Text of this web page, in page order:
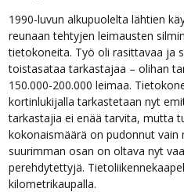
1990-luvun alkupuolelta lähtien
reunaan tehtyjen leimausten
tietokoneita. Työ oli rasittavaa ja
toistasataa tarkastajaa – olihan
150.000-200.000 leimaa.
kortinlukijalla tarkastetaan nyt
tarkastajia ei enää tarvita, mutta
kokonaismäärä on pudonnut
suurimman osan on oltava nyt
perehdytettyjä.
kilometrikaupalla.